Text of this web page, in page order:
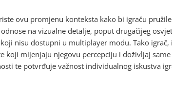
ovu promjenu konteksta kako bi igraču
na vizualne detalje, poput drugačijeg
nisu dostupni u multiplayer modu. Tako igrač,
koji mijenjaju njegovu percepciju i doživljaj
te potvrđuje važnost individualnog iskustva